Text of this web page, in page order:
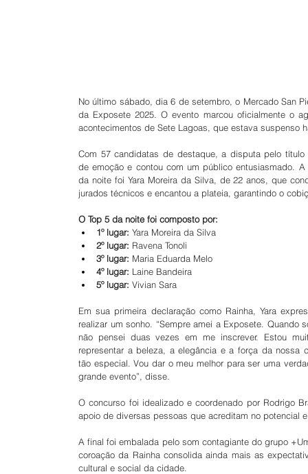
No último sábado, dia 6 de setembro, o Mercado San
da Exposete 2025. O evento marcou oficialmente o
acontecimentos de Sete Lagoas, que estava suspenso
Com 57 candidatas de destaque, a disputa pelo título
de emoção e contou com um público entusiasmado. A
da noite foi Yara Moreira da Silva, de 22 anos, que
jurados técnicos e encantou a plateia, garantindo o
O Top 5 da noite foi composto por:
1º lugar: Yara Moreira da Silva
2º lugar: Ravena Tonoli
3º lugar: Maria Eduarda Melo
4º lugar: Laine Bandeira
5º lugar: Vivian Sara
Em sua primeira declaração como Rainha, Yara
realizar um sonho. “Sempre amei a Exposete. Quando
não pensei duas vezes em me inscrever. Estou
representar a beleza, a elegância e a força da nossa
tão especial. Vou dar o meu melhor para ser uma
grande evento”, disse.
O concurso foi idealizado e coordenado por Rodrigo
apoio de diversas pessoas que acreditam no potencial
A final foi embalada pelo som contagiante do grupo
coroação da Rainha consolida ainda mais as
cultural e social da cidade.